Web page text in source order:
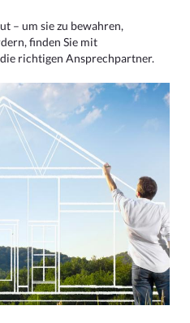
– um sie zu bewahren,
finden Sie mit
richtigen Ansprechpartner.